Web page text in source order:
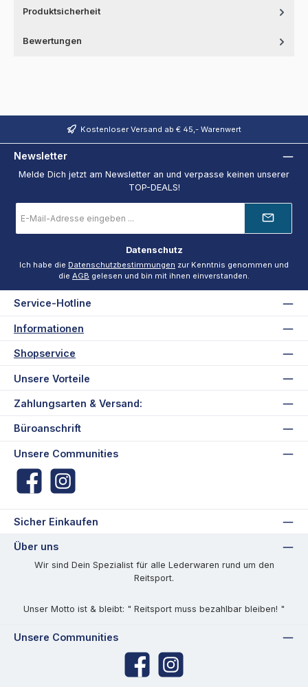
Produktsicherheit
Bewertungen
Kostenloser Versand ab € 45,- Warenwert
Newsletter
Melde Dich jetzt am Newsletter an und verpasse keinen unserer
TOP-DEALS!
Mail-
Adresse
Datenschutz
Ich habe die Datenschutzbestimmungen zur Kenntnis genommen und
die AGB gelesen und bin mit ihnen einverstanden.
Service-Hotline
Informationen
Shopservice
Unsere Vorteile
Unsere Communities
FacebookInstagram
Zahlungsarten & Versand:
Büroanschrift
Sicher Einkaufen
Über uns
Wir sind Dein Spezialist für alle Lederwaren rund um den
Reitsport.
Unser Motto ist & bleibt: " Reitsport muss bezahlbar bleiben! "
Unsere Communities
FacebookInstagram